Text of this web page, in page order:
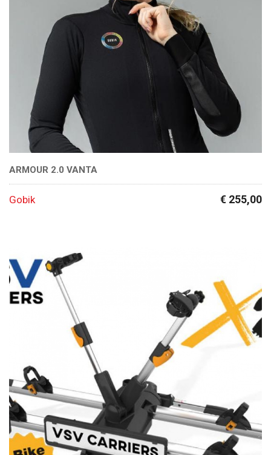
ARMOUR 2.0 VANTA
Gobik € 255,00